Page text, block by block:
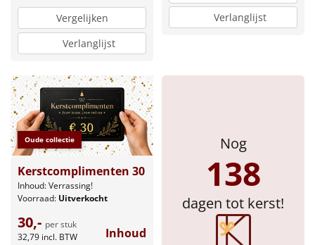
Vergelijken
Verlanglijst
Verlanglijst
Oude collectie
Kerstcomplimenten 30
Inhoud: Verrassing!
Voorraad: Uitverkocht
30,- per stuk
32,79 incl. BTW Inhoud
Nog
138
dagen tot kerst!